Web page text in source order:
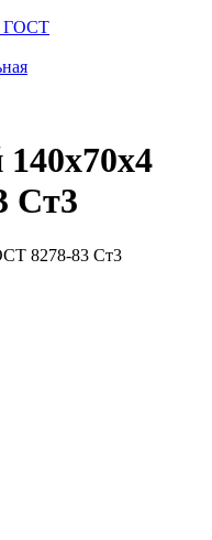
ГОСТ
Ст3